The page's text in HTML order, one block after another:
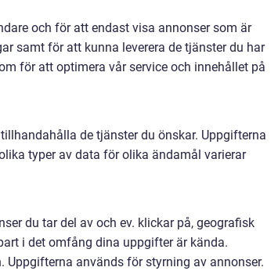
och för att endast visa annonser som är
samt för att kunna leverera de tjänster du har
för att optimera vår service och innehållet på
de tjänster du önskar. Uppgifterna
typer av data för olika ändamål varierar
du tar del av och ev. klickar på, geografisk
i det omfång dina uppgifter är kända.
Uppgifterna används för styrning av annonser.